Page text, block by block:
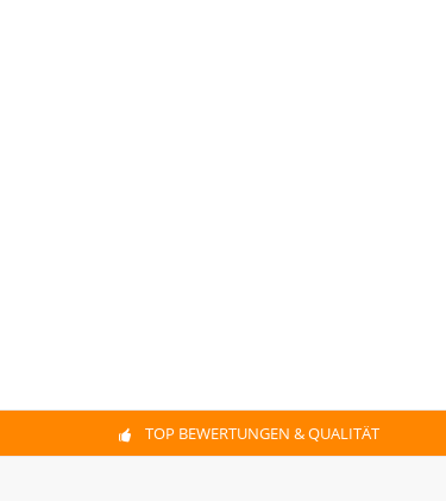
TOP BEWERTUNGEN & QUALITÄT